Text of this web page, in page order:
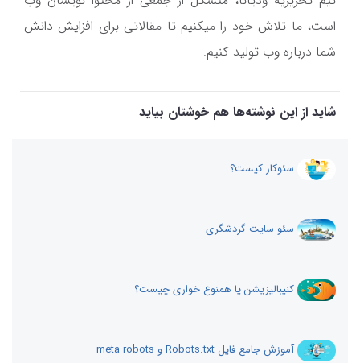
است، ما تلاش خود را میکنیم تا مقالاتی برای افزایش دانش
شما درباره وب تولید کنیم.
شاید از این نوشته‌ها هم خوشتان بیاید
سئوکار کیست؟
سئو سایت گردشگری
کنیبالیزیشن یا همنوع خواری چیست؟
آموزش جامع فایل Robots.txt و meta robots